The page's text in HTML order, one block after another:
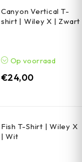
Canyon Vertical T-
shirt | Wiley X | Zwart
Op voorraad
€24,00
Fish T-Shirt | Wiley X
| Wit